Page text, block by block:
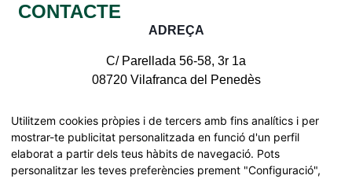
CONTACTE
ADREÇA
C/ Parellada 56-58, 3r 1a
08720 Vilafranca del Penedès
Utilitzem cookies pròpies i de tercers amb fins analítics i per
mostrar-te publicitat personalitzada en funció d'un perfil
elaborat a partir dels teus hàbits de navegació. Pots
personalitzar les teves preferències prement "Configuració",